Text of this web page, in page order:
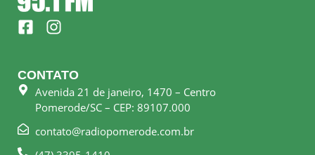
F
a
e
b
o
k
I
n
t
a
g
r
a
m
CONTATO
Avenida 21 de janeiro, 1470 – Centro
Pomerode/SC – CEP: 89107.000
contato@radiopomerode.com.br